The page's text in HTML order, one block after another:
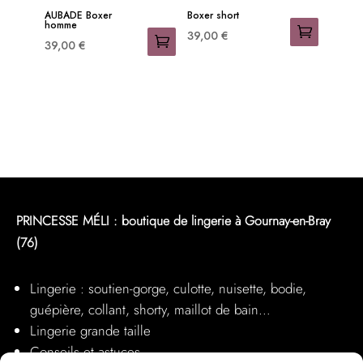
être
choisies
sur
être
choisies
AUBADE Boxer
homme
39,00 €
peuvent
la
page
du
Boxer short
39,00 €
options
être
la
page
produit
PRINCESSE MÉLI : boutique de lingerie à Gournay-en-Bray
(76)
Lingerie : soutien-gorge, culotte, nuisette, bodie,
guépière, collant, shorty, maillot de bain…
Lingerie grande taille
Conseils et astuces